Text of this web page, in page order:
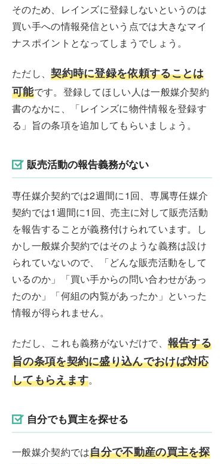
そのため、レインズに登録しないというのは
買い手への情報発信という点では大きなマイ
ナスポイントとなってしまうでしょう。
ただし、契約時に登録を依頼することは
可能です。登録してほしい人は一般媒介契約
書のなかに、「レインズに物件情報を登録す
る」旨の条項を追加してもらいましょう。
販売活動の報告義務がない
専任媒介契約では2週間に1回、専属専任媒介
契約では1週間に1回、売主に対して販売活動
を報告することが義務付けられています。し
かし一般媒介契約ではそのような義務は設け
られていないので、「どんな販売活動をして
いるのか」「買い手からの問い合わせがあっ
たのか」「何組の内覧があったか」といった
情報が得られません。
ただし、これも義務がないだけで、 報告する
旨の条項を契約に盛り込んでおけば対応
してもらえます。
自分でも買主を探せる
一般媒介契約では自分で不動産の買主を探